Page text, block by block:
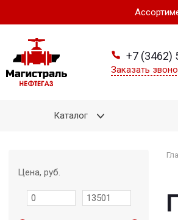
+7 (3462)
Заказать
Каталог
Цена, руб.